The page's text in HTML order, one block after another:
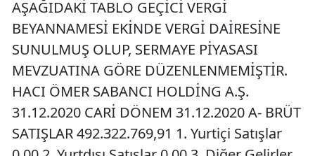
AŞAĞIDAKİ TABLO GEÇİCİ VERGİ
BEYANNAMESİ EKİNDE VERGİ DAİRESİNE
SUNULMUŞ OLUP, SERMAYE PİYASASI
MEVZUATINA GÖRE DÜZENLENMEMİŞTİR.
HACI ÖMER SABANCI HOLDİNG A.Ş.
31.12.2020 CARİ DÖNEM 31.12.2020 A- BRÜT
SATIŞLAR 492.322.769,91 1. Yurtiçi Satışlar